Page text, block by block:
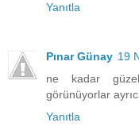
Yanıtla
Pınar Günay 19
ne kadar
görünüyorlar
Yanıtla